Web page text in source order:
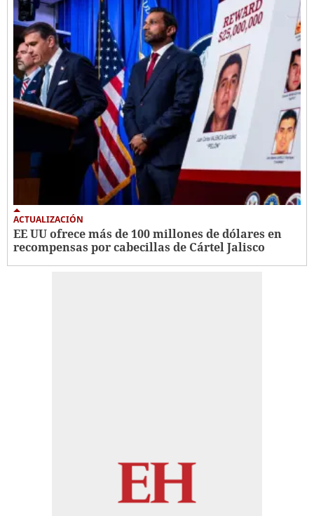
ACTUALIZACIÓN
EE UU ofrece más de 100 millones de dólares en
recompensas por cabecillas de Cártel Jalisco